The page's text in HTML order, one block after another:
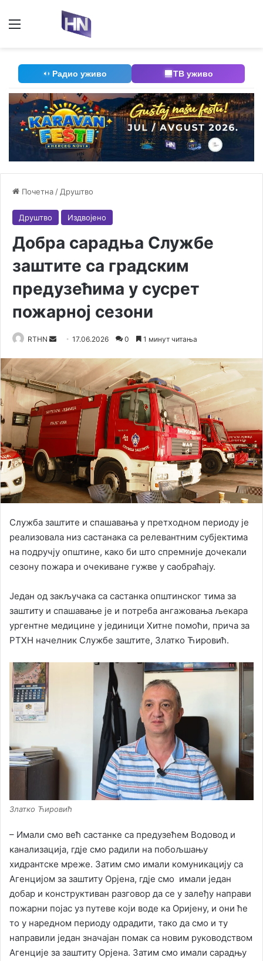
Радио уживо ТВ уживо
Почетна / Друштво
Друштво Издвојено
Добра сарадња Службе
заштите са градским
предузећима у сусрет
пожарној сезони
RTHN
n
d
a
n
e
m
17.06.2026 0 1 минут читања
Служба заштите и спашавања у претходном периоду је
реализовала низ састанака са релевантним субјектима
на подручју општине, како би што спремније дочекали
сезону пожара и очекиване гужве у саобраћају.
Један од закључака са састанка општинског тима за
заштиту и спашавање је и потреба ангажовања љекара
ургентне медицине у јединици Хитне помоћи, прича за
РТХН начелник Службе заштите, Златко Ћировић.
Златко Ћировић
– Имали смо већ састанке са предузећем Водовод и
канализација, гдје смо радили на побољшању
хидрантске мреже. Затим смо имали комуникацију са
Агенцијом за заштиту Орјена, гдје смо имали један
добар и конструктиван разговор да се у залеђу направи
пожарни појас уз путеве који воде ка Оријену, и они ће
то у наредном периоду одрадити, тако да смо и ту
направили један значајан помак са новим руководством
Агенције за заштиту Орјена. Затим смо имали сарадњу